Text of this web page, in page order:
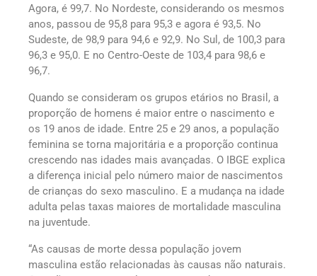
Agora, é 99,7. No Nordeste, considerando os mesmos
anos, passou de 95,8 para 95,3 e agora é 93,5. No
Sudeste, de 98,9 para 94,6 e 92,9. No Sul, de 100,3 para
96,3 e 95,0. E no Centro-Oeste de 103,4 para 98,6 e
96,7.
Quando se consideram os grupos etários no Brasil, a
proporção de homens é maior entre o nascimento e
os 19 anos de idade. Entre 25 e 29 anos, a população
feminina se torna majoritária e a proporção continua
crescendo nas idades mais avançadas. O IBGE explica
a diferença inicial pelo número maior de nascimentos
de crianças do sexo masculino. E a mudança na idade
adulta pelas taxas maiores de mortalidade masculina
na juventude.
“As causas de morte dessa população jovem
masculina estão relacionadas às causas não naturais.